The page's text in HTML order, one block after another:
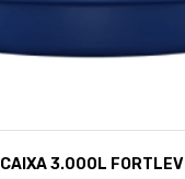
CAIXA 3.000L FORTLEV